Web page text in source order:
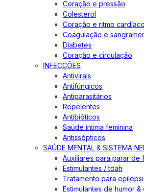
Coração e pressão
Colesterol
Coração e ritmo cardíaco
Coagulação e
Diabetes
Coração e circulação
INFECÇÕES
Antivirais
Antifúngicos
Antiparasitários
Repelentes
Antibióticos
Saúde íntima feminina
Antissépticos
SAÚDE MENTAL & SISTEMA
Auxiliares para parar de
Estimulantes / tdah
Tratamento para
Estimulantes de humor &